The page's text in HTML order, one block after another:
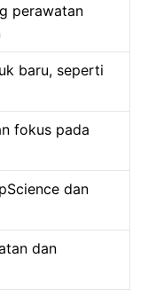
perawatan
baru, seperti
fokus pada
dan
dan